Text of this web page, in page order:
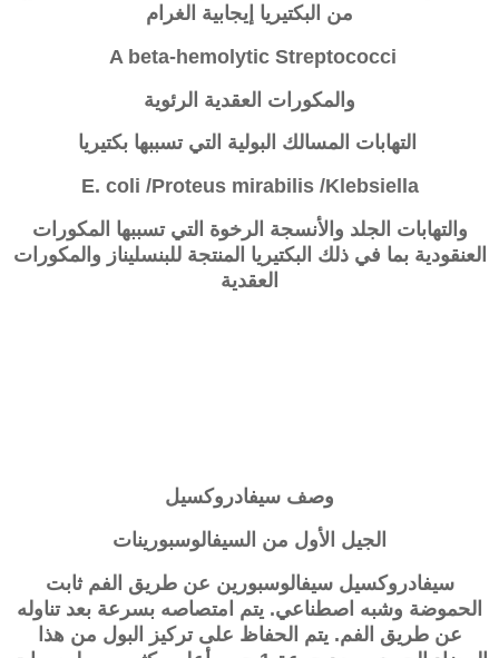
من البكتيريا إيجابية الغرام
A beta-hemolytic Streptococci
والمكورات العقدية الرئوية
التهابات المسالك البولية التي تسببها بكتيريا
E. coli /Proteus mirabilis /Klebsiella
والتهابات الجلد والأنسجة الرخوة التي تسببها المكورات
العنقودية بما في ذلك البكتيريا المنتجة للبنسليناز والمكورات
العقدية
وصف سيفادروكسيل
الجيل الأول من السيفالوسبورينات
سيفادروكسيل سيفالوسبورين عن طريق الفم ثابت
الحموضة وشبه اصطناعي. يتم امتصاصه بسرعة بعد تناوله
عن طريق الفم. يتم الحفاظ على تركيز البول من هذا